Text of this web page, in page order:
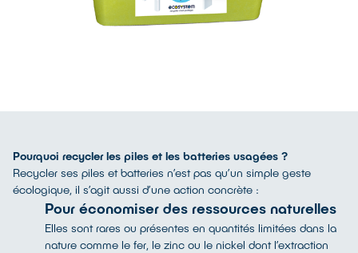
Pourquoi recycler les piles et les batteries usagées ?
Recycler ses piles et batteries n’est pas qu’un simple geste
écologique, il s’agit aussi d’une action concrète :
Pour économiser des ressources naturelles
Elles sont rares ou présentes en quantités limitées dans la
nature comme le fer, le zinc ou le nickel dont l’extraction